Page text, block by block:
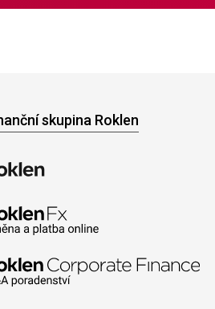
skupina Roklen